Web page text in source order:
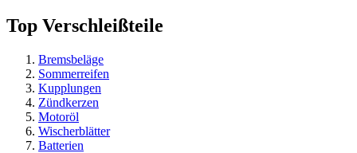
Top Verschleißteile
Bremsbeläge
Sommerreifen
Kupplungen
Zündkerzen
Motoröl
Wischerblätter
Batterien